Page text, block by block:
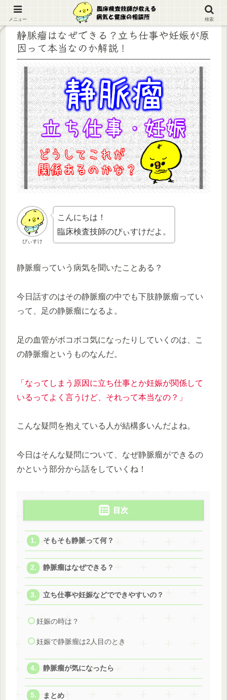
静脈瘤はなぜできる？立ち仕事や妊娠が原
因って本当なのか解説！
ぴぃすけ
こんにちは！
臨床検査技師のぴぃすけだよ。
静脈瘤っていう病気を聞いたことある？
今日話すのはその静脈瘤の中でも下肢静脈瘤ってい
って、足の静脈瘤になるよ。
足の血管がボコボコ気になったりしていくのは、こ
の静脈瘤というものなんだ。
「なってしまう原因に立ち仕事とか妊娠が関係して
いるってよく言うけど、それって本当なの？」
こんな疑問を抱えている人が結構多いんだよね。
今日はそんな疑問について、なぜ静脈瘤ができるの
かという部分から話をしていくね！
目次
そもそも静脈って何？
静脈瘤はなぜできる？
立ち仕事や妊娠などでできやすいの？
妊娠の時は？
妊娠で静脈瘤は2人目のとき
静脈瘤が気になったら
まとめ
メニュー 検索